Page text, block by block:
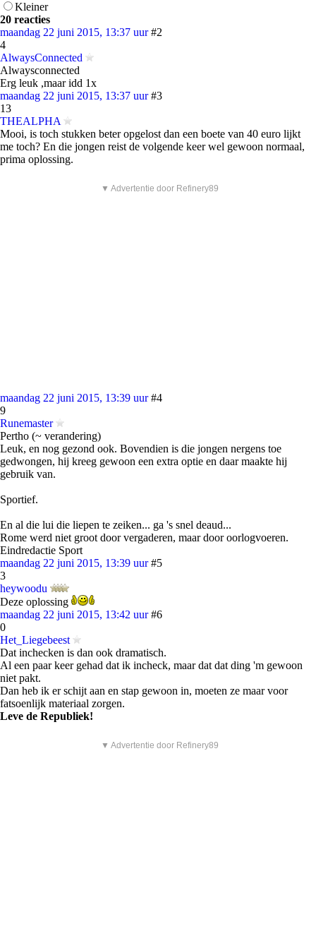
Kleiner
20 reacties
maandag 22 juni 2015, 13:37 uur #2
4
AlwaysConnected
Alwaysconnected
Erg leuk ,maar idd 1x
maandag 22 juni 2015, 13:37 uur #3
13
THEALPHA
Mooi, is toch stukken beter opgelost dan een boete van 40 euro lijkt
me toch? En die jongen reist de volgende keer wel gewoon normaal,
prima oplossing.
▼ Advertentie door Refinery89
maandag 22 juni 2015, 13:39 uur #4
9
Runemaster
Pertho (~ verandering)
Leuk, en nog gezond ook. Bovendien is die jongen nergens toe
gedwongen, hij kreeg gewoon een extra optie en daar maakte hij
gebruik van.
Sportief.
En al die lui die liepen te zeiken... ga 's snel deaud...
Rome werd niet groot door vergaderen, maar door oorlogvoeren.
Eindredactie Sport
maandag 22 juni 2015, 13:39 uur #5
3
heywoodu
Deze oplossing
maandag 22 juni 2015, 13:42 uur #6
0
Het_Liegebeest
Dat inchecken is dan ook dramatisch.
Al een paar keer gehad dat ik incheck, maar dat dat ding 'm gewoon
niet pakt.
Dan heb ik er schijt aan en stap gewoon in, moeten ze maar voor
fatsoenlijk materiaal zorgen.
Leve de Republiek!
▼ Advertentie door Refinery89